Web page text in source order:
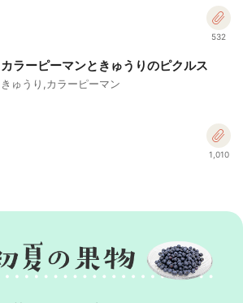
532
カラーピーマンときゅうりのピクルス
きゅうり,カラーピーマン
1,010